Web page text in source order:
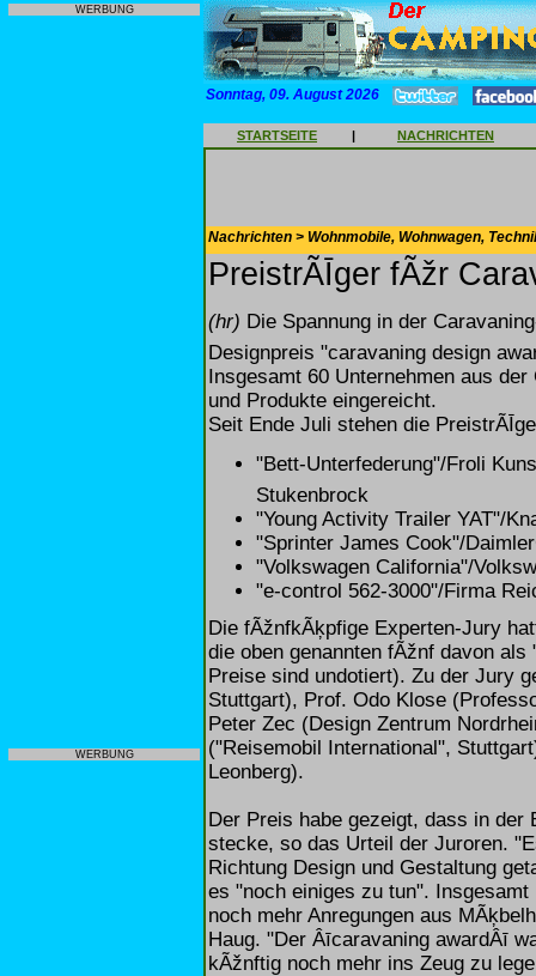
WERBUNG
WERBUNG
Sonntag, 09. August 2026
STARTSEITE | NACHRICHTEN
Nachrichten > Wohnmobile, Wohnwagen,
PreistrÃĪger fÃžr
(hr) Die Spannung in der
Designpreis "caravaning design
Insgesamt 60 Unternehmen aus
und Produkte eingereicht.
Seit Ende Juli stehen die
"Bett-Unterfederung"/Froli
Stukenbrock
"Young Activity Trailer YAT"/
"Sprinter James Cook"/
"Volkswagen California"/
"e-control 562-3000"/Firma
Die fÃžnfkÃķpfige Experten-Jury
die oben genannten fÃžnf davon
Preise sind undotiert). Zu der Jury
Stuttgart), Prof. Odo Klose
Peter Zec (Design Zentrum
("Reisemobil International",
Leonberg).
Der Preis habe gezeigt, dass in der
stecke, so das Urteil der Juroren.
Richtung Design und Gestaltung
es "noch einiges zu tun".
noch mehr Anregungen aus
Haug. "Der Âīcaravaning awardÂī
kÃžnftig noch mehr ins Zeug zu